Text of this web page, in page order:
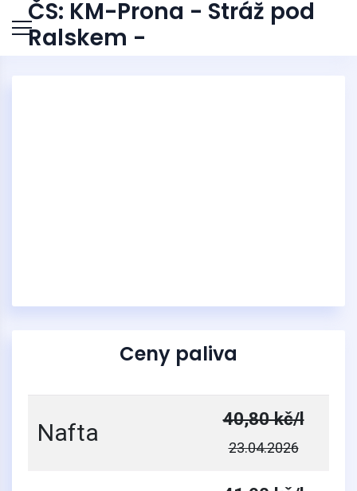
ČS: KM-Prona - Stráž pod
Ralskem -
Ceny paliva
Nafta 40,80 kč/l
23.04.2026